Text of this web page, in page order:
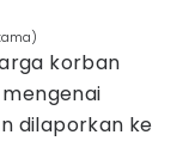
korban
dilaporkan ke